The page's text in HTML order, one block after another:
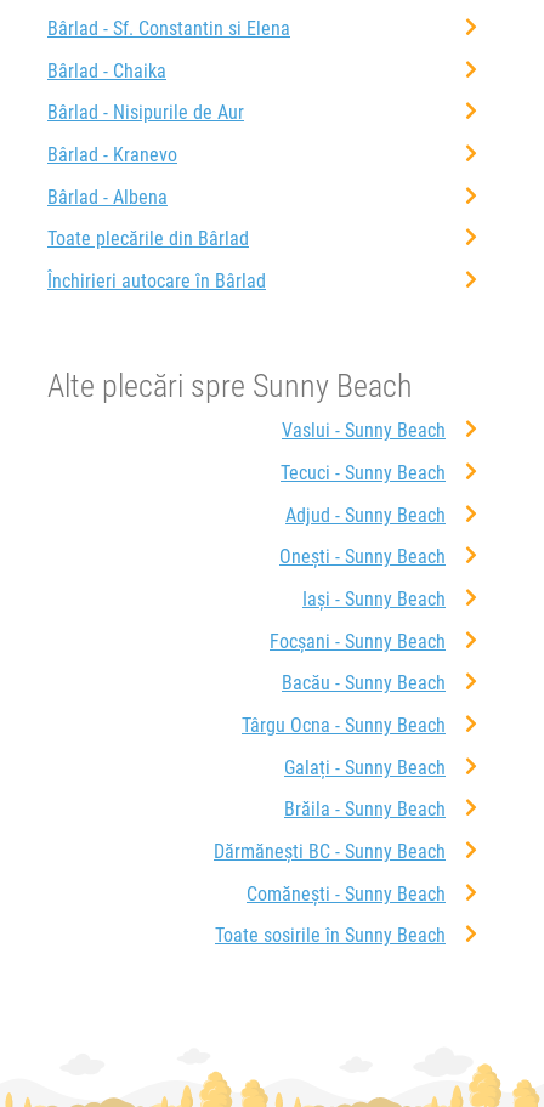
Bârlad - Sf. Constantin si Elena
Bârlad - Chaika
Bârlad - Nisipurile de Aur
Bârlad - Kranevo
Bârlad - Albena
Toate plecările din Bârlad
Închirieri autocare în Bârlad
Alte plecări spre Sunny Beach
Vaslui - Sunny Beach
Tecuci - Sunny Beach
Adjud - Sunny Beach
Onești - Sunny Beach
Iași - Sunny Beach
Focșani - Sunny Beach
Bacău - Sunny Beach
Târgu Ocna - Sunny Beach
Galați - Sunny Beach
Brăila - Sunny Beach
Dărmănești BC - Sunny Beach
Comănești - Sunny Beach
Toate sosirile în Sunny Beach